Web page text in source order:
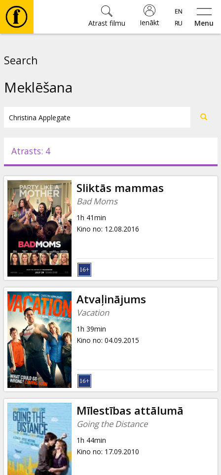
Menu
Ienākt
Atrast filmu
Pasākumi
Ziņas
Dāvanu
kartes
Uzkodas
B2B
Kino
Klubs
Search
Meklēšana
Atrasts: 4
Sliktās mammas
Bad Moms
1h 41min
Kino no: 12.08.2016
Atvaļinājums
Vacation
1h 39min
Kino no: 04.09.2015
Mīlestības attālumā
Going the Distance
1h 44min
Kino no: 17.09.2010